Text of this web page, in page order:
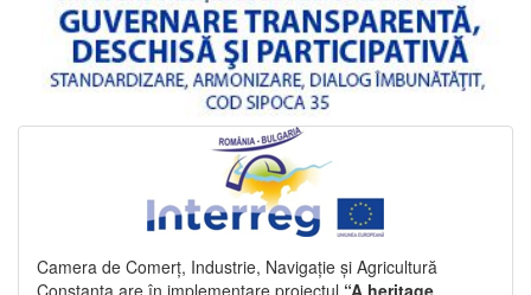
Camera de Comerț, Industrie, Navigație și Agricultură
Constanța are în implementare proiectul “A heritage